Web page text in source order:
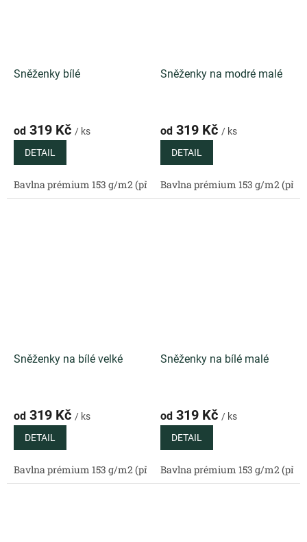
Sněženky bílé
od 319 Kč / ks
DETAIL
Bavlna prémium 153 g/m2 (přírodní) Bavlněný satén 130 g/
Sněženky na modré malé
od 319 Kč / ks
DETAIL
Bavlna prémium 153 g/m2
Sněženky na bílé velké
od 319 Kč / ks
DETAIL
Bavlna prémium 153 g/m2 (přírodní) Bavlněný satén 130 g/
Sněženky na bílé malé
od 319 Kč / ks
DETAIL
Bavlna prémium 153 g/m2